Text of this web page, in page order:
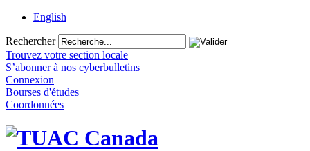
English
Rechercher
Trouvez votre section locale
S’abonner à nos cyberbulletins
Connexion
Bourses d'études
Coordonnées